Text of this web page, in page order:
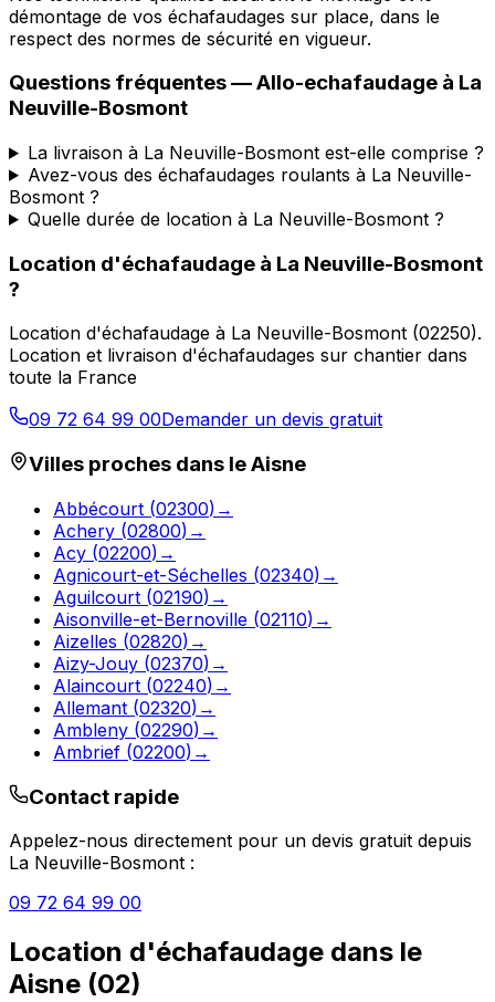
démontage de vos échafaudages sur place, dans le
respect des normes de sécurité en vigueur.
Questions fréquentes —Allo-echafaudage à La
Neuville-Bosmont
La livraison à La Neuville-Bosmont est-elle comprise ?
Avez-vous des échafaudages roulants à La Neuville-
Bosmont ?
Quelle durée de location à La Neuville-Bosmont ?
Location d'échafaudage à La Neuville-Bosmont
?
Location d'échafaudage à La Neuville-Bosmont (02250).
Location et livraison d'échafaudages sur chantier dans
toute la France
09 72 64 99 00Demander un devis gratuit
Villes proches dans leAisne
Abbécourt (02300) →
Achery (02800) →
Acy (02200) →
Agnicourt-et-Séchelles (02340) →
Aguilcourt (02190) →
Aisonville-et-Bernoville (02110) →
Aizelles (02820) →
Aizy-Jouy (02370) →
Alaincourt (02240) →
Allemant (02320) →
Ambleny (02290) →
Ambrief (02200) →
Contact rapide
Appelez-nous directement pour un devis gratuit depuis
La Neuville-Bosmont :
09 72 64 99 00
Location d'échafaudage dans le
Aisne (02)